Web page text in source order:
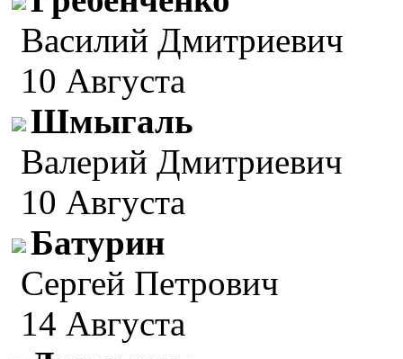
Василий Дмитриевич
10 Августа
Шмыгаль
Валерий Дмитриевич
10 Августа
Батурин
Сергей Петрович
14 Августа